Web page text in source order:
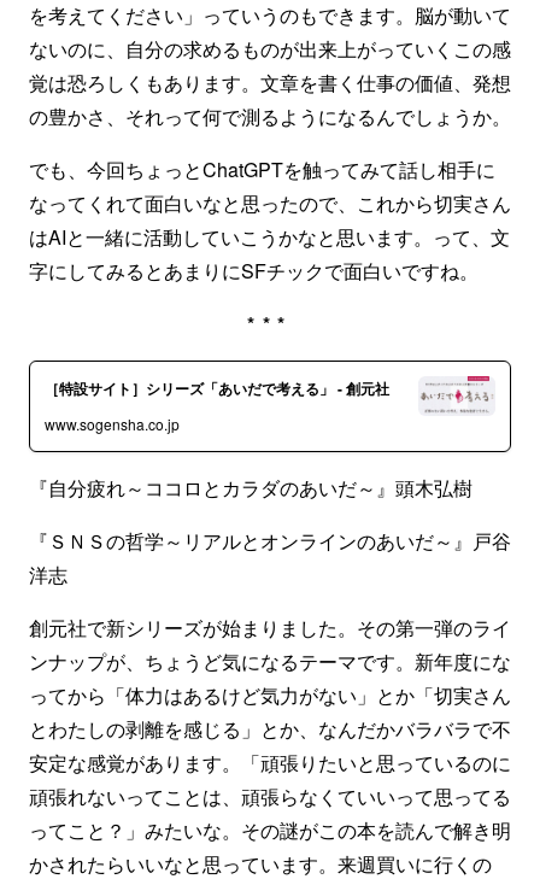
を考えてください」っていうのもできます。脳が動いて
ないのに、自分の求めるものが出来上がっていくこの感
覚は恐ろしくもあります。文章を書く仕事の価値、発想
の豊かさ、それって何で測るようになるんでしょうか。
でも、今回ちょっとChatGPTを触ってみて話し相手に
なってくれて面白いなと思ったので、これから切実さん
はAIと一緒に活動していこうかなと思います。って、文
字にしてみるとあまりにSFチックで面白いですね。
***
［特設サイト］シリーズ「あいだで考える」 - 創元社
www.sogensha.co.jp
『自分疲れ～ココロとカラダのあいだ～』頭木弘樹
『ＳＮＳの哲学～リアルとオンラインのあいだ～』戸谷
洋志
創元社で新シリーズが始まりました。その第一弾のライ
ンナップが、ちょうど気になるテーマです。新年度にな
ってから「体力はあるけど気力がない」とか「切実さん
とわたしの剥離を感じる」とか、なんだかバラバラで不
安定な感覚があります。「頑張りたいと思っているのに
頑張れないってことは、頑張らなくていいって思ってる
ってこと？」みたいな。その謎がこの本を読んで解き明
かされたらいいなと思っています。来週買いに行くの